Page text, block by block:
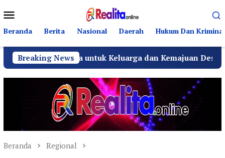
ke
kontenMobile
Beranda Berita Nasional Daerah Hukum Dan Kriminal
Breaking News
untuk Keluarga dan Kemajuan Desa Teuku
Beranda Regional